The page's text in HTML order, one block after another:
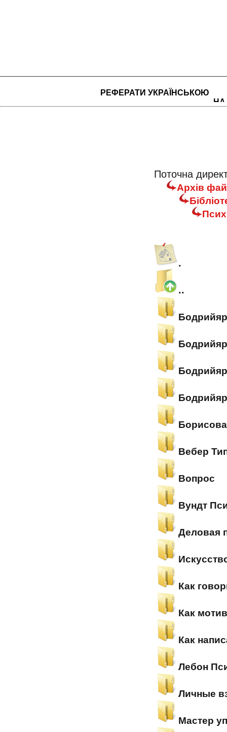
РЕФЕРАТИ УКРАЇНСЬКОЮ
НА
Поточна
Архів
.
..
Вебер
Вопрос
Вундт
Деловая
Как
Как
Как
Лебон
Личные
Мастер